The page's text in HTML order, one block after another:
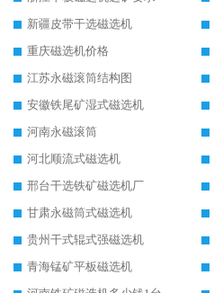
新疆皮带干选磁选机
重庆磁选机价格
江苏永磁滚筒结构图
安徽铁尾矿湿式磁选机
河南永磁滚筒
河北顺流式磁选机
邢台干选铁矿磁选机厂
甘肃永磁筒式磁选机
贵州干式辊式强磁选机
青海锰矿平板磁选机